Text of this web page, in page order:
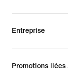
Entreprise
Promotions